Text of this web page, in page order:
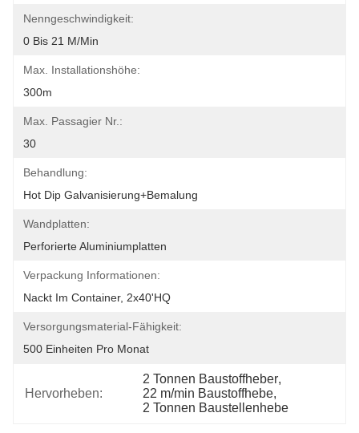
Nenngeschwindigkeit:
0 Bis 21 M/min
Max. Installationshöhe:
300m
Max. Passagier Nr.:
30
Behandlung:
Hot Dip Galvanisierung+Bemalung
Wandplatten:
Perforierte Aluminiumplatten
Verpackung Informationen:
Nackt Im Container, 2x40'HQ
Versorgungsmaterial-Fähigkeit:
500 Einheiten Pro Monat
Hervorheben:
2 Tonnen Baustoffheber,
22 m/min Baustoffhebe,
2 Tonnen Baustellenhebe